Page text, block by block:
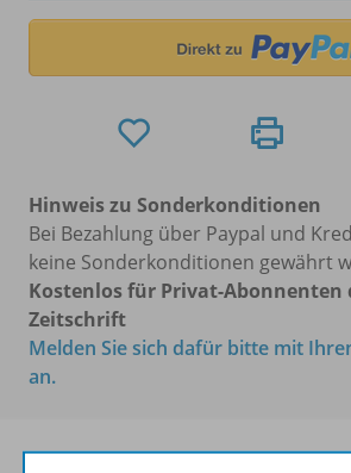
Hinweis zu Sonderkonditionen
Bei Bezahlung über Paypal und
keine Sonderkonditionen gewährt
Kostenlos für Privat-Abonnenten
Zeitschrift
Melden Sie sich dafür bitte mit
an.